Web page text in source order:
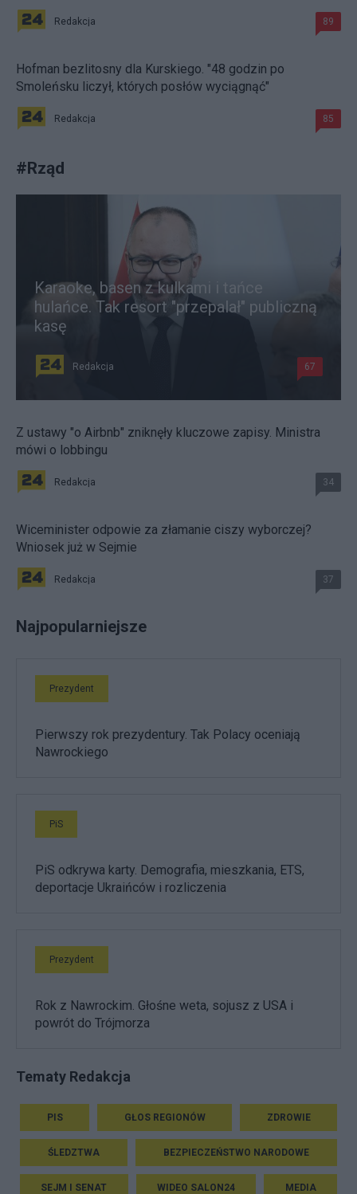
Redakcja 89
Hofman bezlitosny dla Kurskiego. "48 godzin po
Smoleńsku liczył, których posłów wyciągnąć"
Redakcja 85
#Rząd
Karaoke, basen z kulkami i tańce
hulańce. Tak resort "przepalał" publiczną
kasę
Redakcja 67
Z ustawy "o Airbnb" zniknęły kluczowe zapisy. Ministra
mówi o lobbingu
Redakcja 34
Wiceminister odpowie za złamanie ciszy wyborczej?
Wniosek już w Sejmie
Redakcja 37
Najpopularniejsze
Prezydent
Pierwszy rok prezydentury. Tak Polacy oceniają
Nawrockiego
PiS
PiS odkrywa karty. Demografia, mieszkania, ETS,
deportacje Ukraińców i rozliczenia
Prezydent
Rok z Nawrockim. Głośne weta, sojusz z USA i
powrót do Trójmorza
Tematy Redakcja
PIS GŁOS REGIONÓW ZDROWIE
ŚLEDZTWA BEZPIECZEŃSTWO NARODOWE
SEJM I SENAT WIDEO SALON24 MEDIA